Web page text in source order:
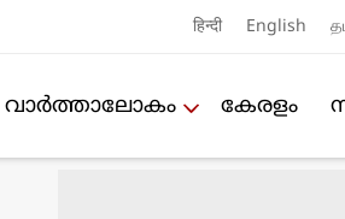
हिन्दी English
വാര്‍ത്താലോകം കേരളം